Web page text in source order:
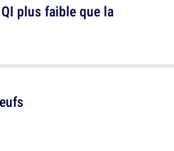
plus faible que la